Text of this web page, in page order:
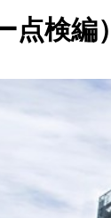
検編）